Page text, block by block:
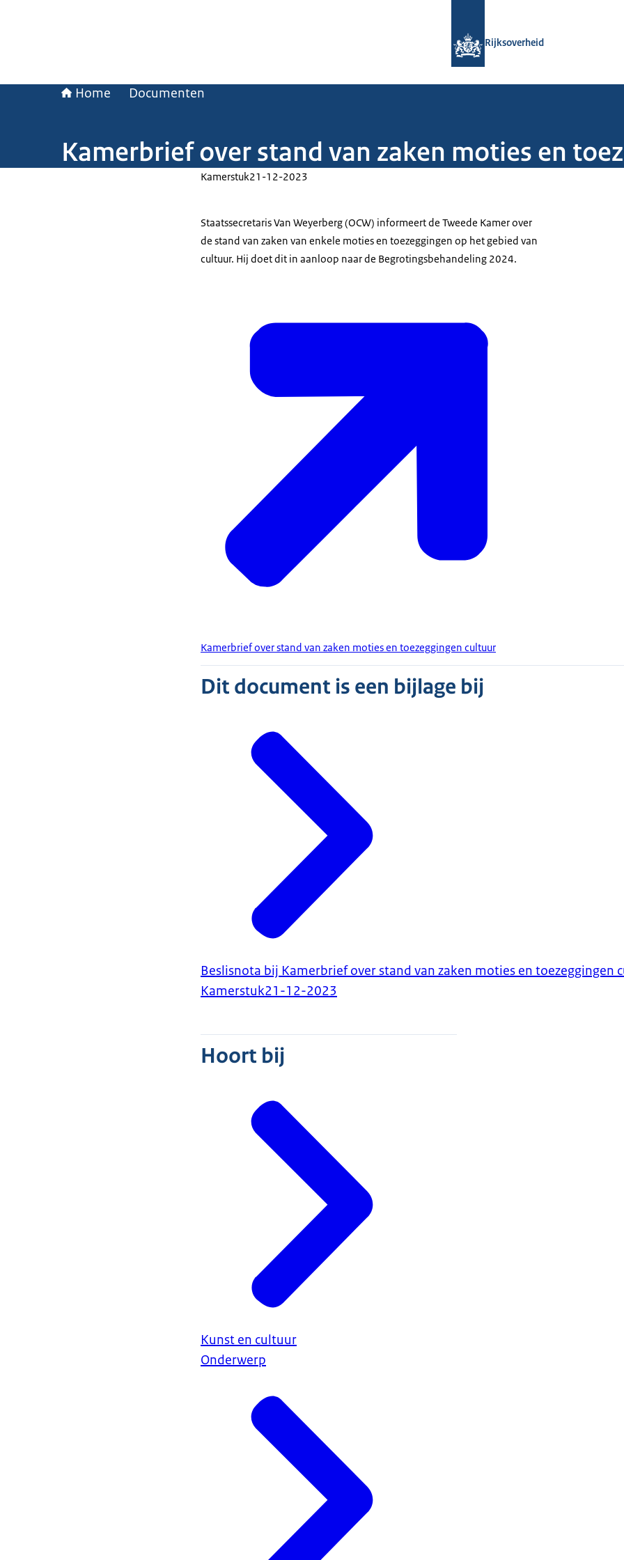
Rijksoverheid
Home Documenten
Kamerbrief over stand van zaken moties en
Kamerstuk21-12-2023
Staatssecretaris Van Weyerberg (OCW) informeert de Tweede Kamer over
de stand van zaken van enkele moties en toezeggingen op het gebied van
cultuur. Hij doet dit in aanloop naar de Begrotingsbehandeling 2024.
Kamerbrief over stand van zaken moties en toezeggingen cultuur
Dit document is een bijlage bij
Beslisnota bij Kamerbrief over stand van zaken moties en toezeggingen
Kamerstuk21-12-2023
Hoort bij
Kunst en cultuur
Onderwerp